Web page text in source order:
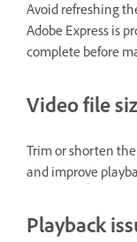
Avoid refreshing
Adobe Express is
complete before
Video file
Trim or shorten
and improve
Playback